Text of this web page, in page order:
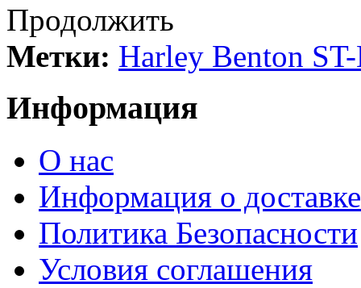
Продолжить
Метки: Harley Benton
Информация
О нас
Информация о доставке
Политика Безопасности
Условия соглашения